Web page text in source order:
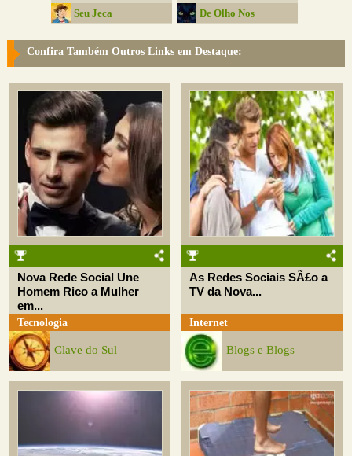
Seu Jeca
De Olho Nos
Confira Também Outros Links em Destaque:
Nova Rede Social Une
Homem Rico a Mulher
em...
Tecnologia
Clave do Sul
As Redes Sociais SÃ£o a
TV da Nova...
Internet
Blogs e Blogs